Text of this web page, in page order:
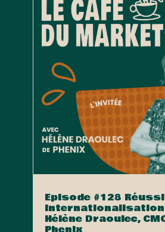
Episode #128
internationalisation
Hélène Draoulec,